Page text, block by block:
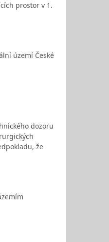
prostor v 1.
území České
dozoru
že